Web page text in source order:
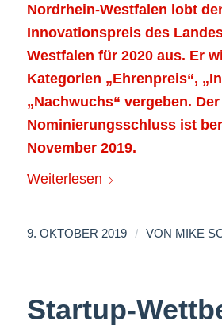
Nordrhein-Westfalen lobt
Innovationspreis des
Westfalen für 2020 aus. Er
Kategorien „Ehrenpreis“,
„Nachwuchs“ vergeben. Der
Nominierungsschluss ist
November 2019.
Weiterlesen
9. OKTOBER 2019 / VON MIKE
Startup-